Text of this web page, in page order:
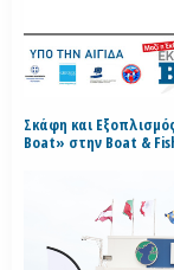
Σκάφη και
Boat» στην Boat &